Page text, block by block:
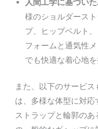
人間工学に基づい
様のショルダース
プ、ヒップベルト
フォームと通気性
でも快適な着心地を
また、以下のサービス
は、多様な体型に対
ストラップと輪郭の